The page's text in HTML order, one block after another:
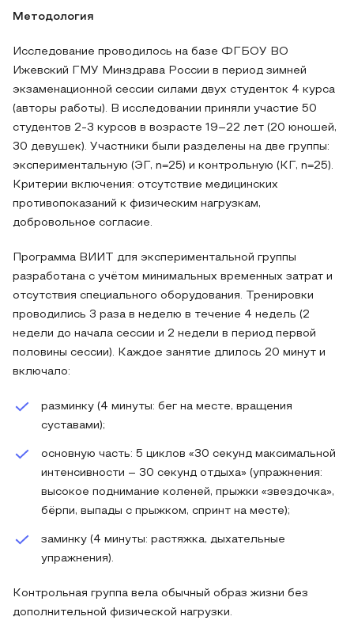
Методология
Исследование проводилось на базе ФГБОУ ВО
Ижевский ГМУ Минздрава России в период зимней
экзаменационной сессии силами двух студенток 4 курса
(авторы работы). В исследовании приняли участие 50
студентов 2-3 курсов в возрасте 19–22 лет (20 юношей,
30 девушек). Участники были разделены на две группы:
экспериментальную (ЭГ, n=25) и контрольную (КГ, n=25).
Критерии включения: отсутствие медицинских
противопоказаний к физическим нагрузкам,
добровольное согласие.
Программа ВИИТ для экспериментальной группы
разработана с учётом минимальных временных затрат и
отсутствия специального оборудования. Тренировки
проводились 3 раза в неделю в течение 4 недель (2
недели до начала сессии и 2 недели в период первой
половины сессии). Каждое занятие длилось 20 минут и
включало:
разминку (4 минуты: бег на месте, вращения
суставами);
основную часть: 5 циклов «30 секунд максимальной
интенсивности – 30 секунд отдыха» (упражнения:
высокое поднимание коленей, прыжки «звездочка»,
бёрпи, выпады с прыжком, спринт на месте);
заминку (4 минуты: растяжка, дыхательные
упражнения).
Контрольная группа вела обычный образ жизни без
дополнительной физической нагрузки.